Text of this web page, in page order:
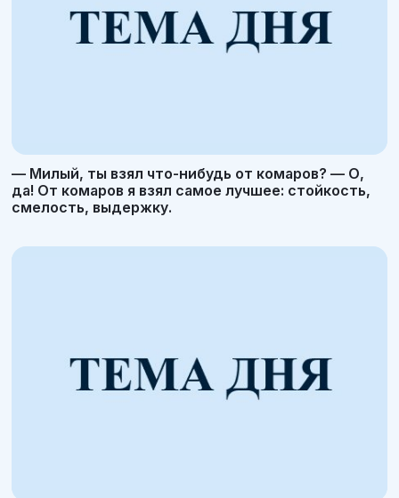
— Милый, ты взял что-нибудь от комаров? — О,
да! От комаров я взял самое лучшее: стойкость,
смелость, выдержку.